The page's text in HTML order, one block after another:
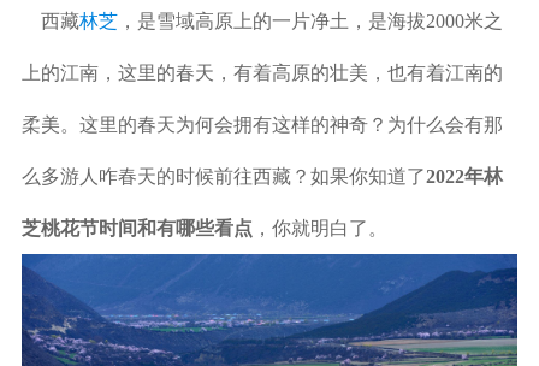
西藏林芝，是雪域高原上的一片净土，是海拔2000米之
上的江南，这里的春天，有着高原的壮美，也有着江南的
柔美。这里的春天为何会拥有这样的神奇？为什么会有那
么多游人咋春天的时候前往西藏？如果你知道了2022年林
芝桃花节时间和有哪些看点 ，你就明白了。